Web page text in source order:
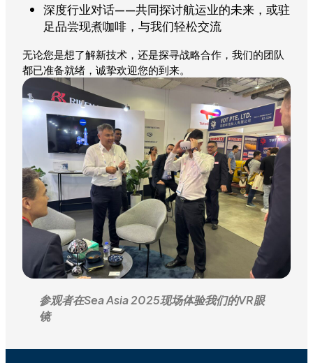
深度行业对话——共同探讨航运业的未来，或驻
足品尝现煮咖啡，与我们轻松交流
无论您是想了解新技术，还是探寻战略合作，我们的团队
都已准备就绪，诚挚欢迎您的到来。
参观者在Sea Asia 2025现场体验我们的VR眼
镜